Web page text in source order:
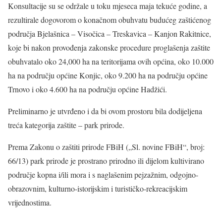
Konsultacije su se održale u toku mjeseca maja tekuće godine, a
rezultirale dogovorom o konačnom obuhvatu budućeg zaštićenog
područja Bjelašnica – Visočica – Treskavica – Kanjon Rakitnice,
koje bi nakon provođenja zakonske procedure proglašenja zaštite
obuhvatalo oko 24,000 ha na teritorijama ovih općina, oko 10.000
ha na području općine Konjic, oko 9.200 ha na području općine
Trnovo i oko 4.600 ha na području općine Hadžići.
Preliminarno je utvrđeno i da bi ovom prostoru bila dodijeljena
treća kategorija zaštite – park prirode.
Prema Zakonu o zaštiti prirode FBiH („Sl. novine FBiH“, broj:
66/13) park prirode je prostrano prirodno ili dijelom kultivirano
područje kopna i/ili mora i s naglašenim pejzažnim, odgojno-
obrazovnim, kulturno-istorijskim i turističko-rekreacijskim
vrijednostima.